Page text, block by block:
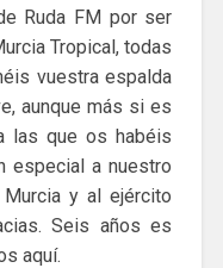
Ruda FM por ser
Tropical, todas
vuestra espalda
aunque más si es
las que os habéis
especial a nuestro
y al ejército
Seis años es
aquí.